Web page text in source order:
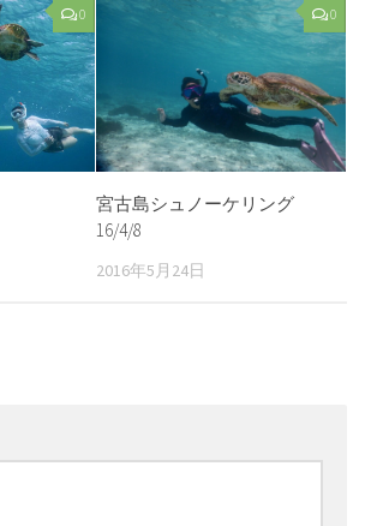
0 0
宮古島シュノーケリング
16/4/8
2016年5月24日